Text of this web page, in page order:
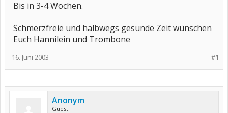
Bis in 3-4 Wochen.
Schmerzfreie und halbwegs gesunde Zeit wünschen
Euch Hannilein und Trombone
#1
16. Juni 2003
Anonym
Guest